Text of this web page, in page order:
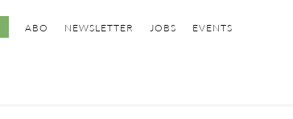
ABO NEWSLETTER JOBS EVENTS